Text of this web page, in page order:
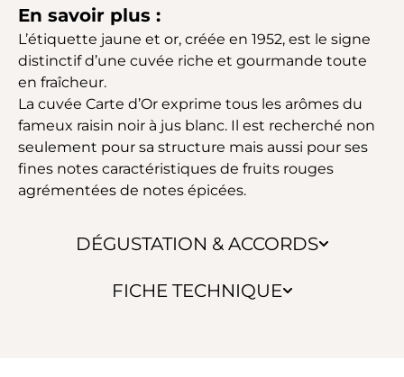
DÉGUSTATION & ACCORDS
FICHE TECHNIQUE
En savoir plus :
L’étiquette jaune et or, créée en 1952, est le signe
distinctif d’une cuvée riche et gourmande toute
en fraîcheur.
La cuvée Carte d’Or exprime tous les arômes du
fameux raisin noir à jus blanc. Il est recherché non
seulement pour sa structure mais aussi pour ses
fines notes caractéristiques de fruits rouges
agrémentées de notes épicées.